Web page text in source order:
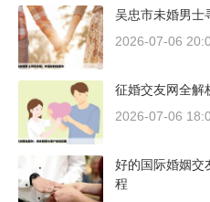
吴忠市未婚男士
2026-07-06
征婚交友网全解
2026-07-06
好的国际婚姻交
程